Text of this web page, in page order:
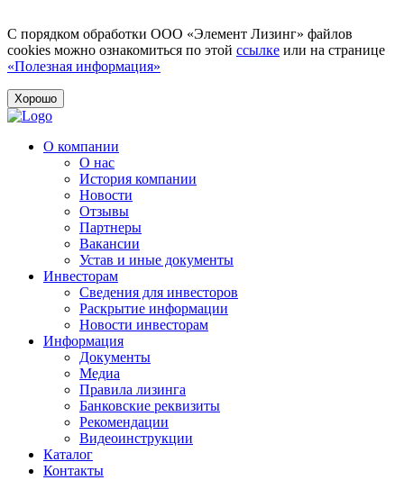
С порядком обработки ООО «Элемент Лизинг» файлов
cookies можно ознакомиться по этой ссылке или на странице
«Полезная информация»
Хорошо
О компании
О нас
История компании
Новости
Отзывы
Партнеры
Вакансии
Устав и иные документы
Инвесторам
Сведения для инвесторов
Раскрытие информации
Новости инвесторам
Информация
Документы
Медиа
Правила лизинга
Банковские реквизиты
Рекомендации
Видеоинструкции
Каталог
Контакты